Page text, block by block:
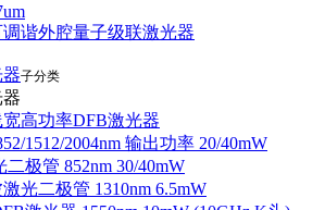
谐外腔量子级联激光器
子分类
高功率DFB激光器
1512/2004nm 输出功率 20/40mW
二极管 852nm 30/40mW
光二极管 1310nm 6.5mW